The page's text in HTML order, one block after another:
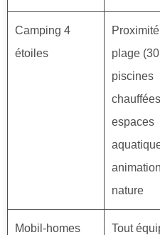
Camping 4
étoiles
plage
piscines
espaces
nature
Mobil-homes
Tout